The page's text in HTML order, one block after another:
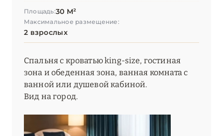
Площадь:30 М²
Максимальное размещение:
2 взрослых
Спальня с кроватью king-size, гостиная
зона и обеденная зона, ванная комната с
ванной или душевой кабиной.
Вид на город.